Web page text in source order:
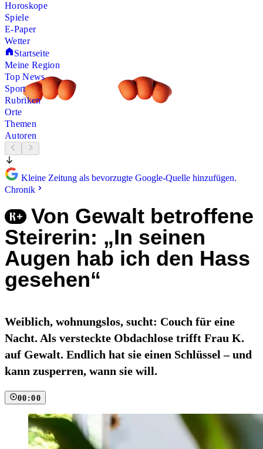
Horoskope
Spiele
E-Paper
Wetter
Startseite
Meine Region
Top News
Sport
Rubriken
Orte
Themen
Autoren
Kleine Zeitung als bevorzugte Google-Quelle hinzufügen.
Chronik
Von Gewalt betroffene
Steirerin: „In seinen
Augen hab ich den Hass
gesehen“
Weiblich, wohnungslos, sucht: Couch für eine
Nacht. Als versteckte Obdachlose trifft Frau K.
auf Gewalt. Endlich hat sie einen Schlüssel – und
kann zusperren, wann sie will.
00:00